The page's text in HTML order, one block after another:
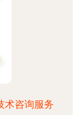
术咨询服务